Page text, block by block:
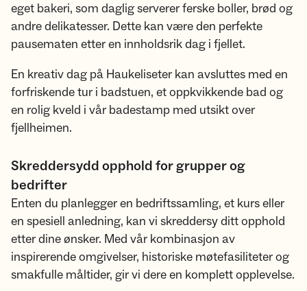
eget bakeri, som daglig serverer ferske boller, brød og
andre delikatesser. Dette kan være den perfekte
pausematen etter en innholdsrik dag i fjellet.
En kreativ dag på Haukeliseter kan avsluttes med en
forfriskende tur i badstuen, et oppkvikkende bad og
en rolig kveld i vår badestamp med utsikt over
fjellheimen.
Skreddersydd opphold for grupper og
bedrifter
Enten du planlegger en bedriftssamling, et kurs eller
en spesiell anledning, kan vi skreddersy ditt opphold
etter dine ønsker. Med vår kombinasjon av
inspirerende omgivelser, historiske møtefasiliteter og
smakfulle måltider, gir vi dere en komplett opplevelse.